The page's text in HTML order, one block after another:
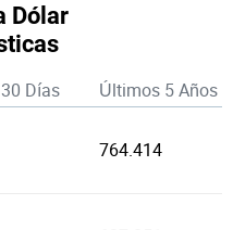
Dólar
Días Últimos 5 Años
764.414